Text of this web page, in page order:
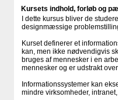
Kursets indhold, forløb og
I dette kursus bliver de
designmæssige
Kurset definerer et
kan, men ikke nødvendigvis
bruges af mennesker i en
mennesker og er udstrakt
Informationssystemer kan
mindre virksomheder,